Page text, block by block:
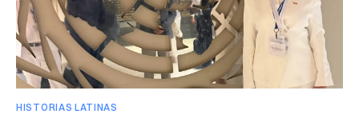
HISTORIAS LATINAS